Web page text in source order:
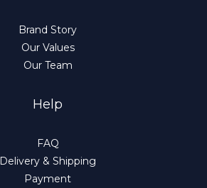
Brand Story
Our Values
Our Team
Help
FAQ
Delivery & Shipping
Payment